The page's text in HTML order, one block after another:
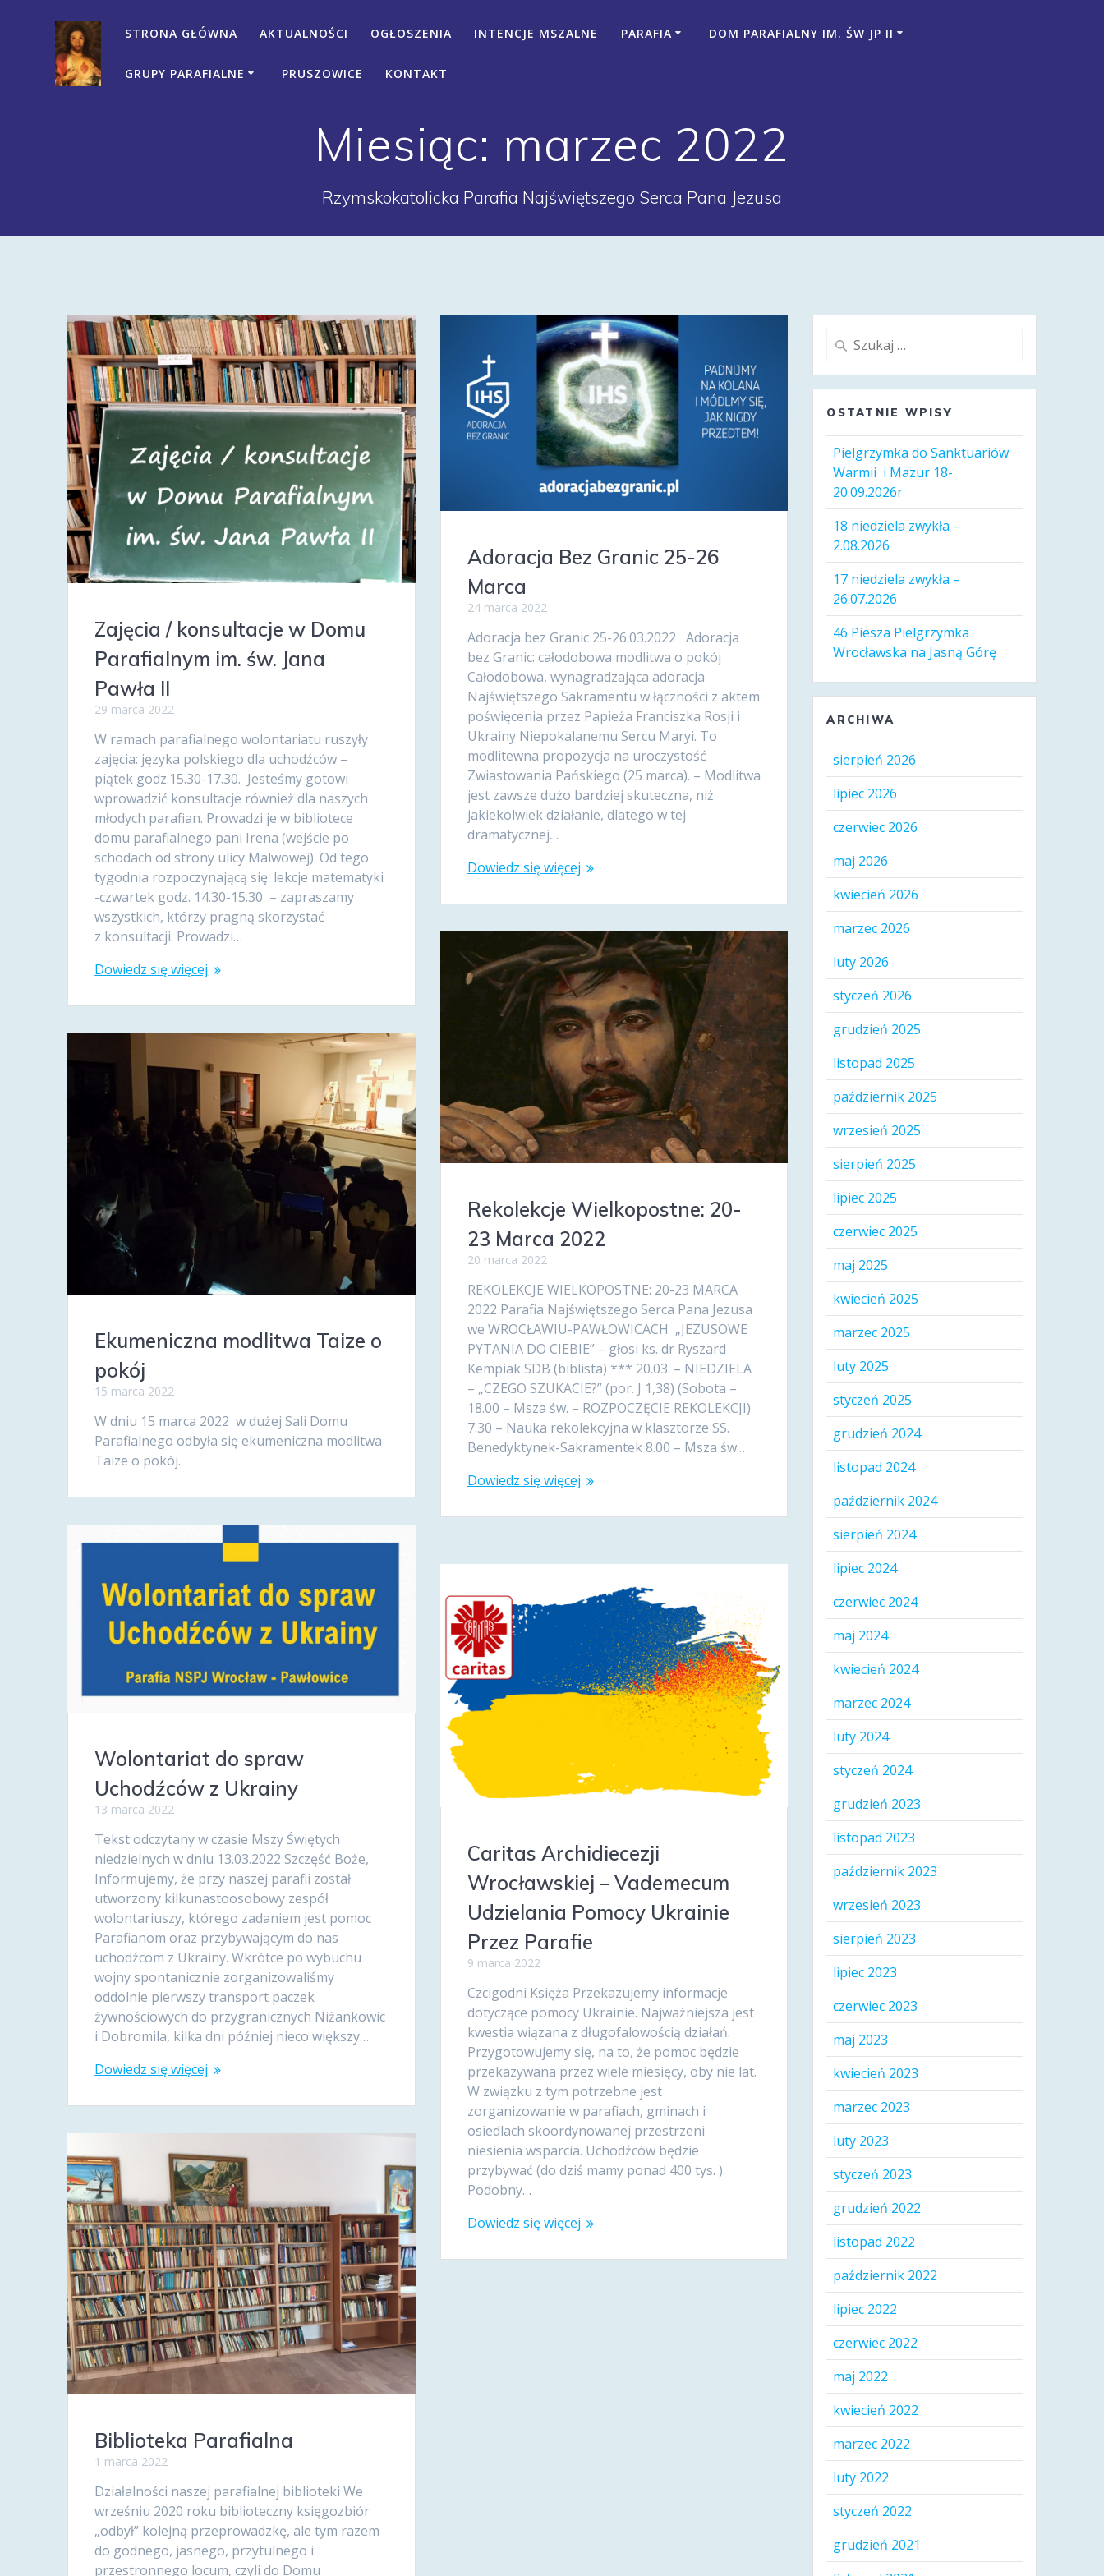
STRONA GŁÓWNA AKTUALNOŚCI OGŁOSZENIA INTENCJE MSZALNE PARAFIA DOM PARAFIALNY IM. ŚW JP II
GRUPY PARAFIALNE PRUSZOWICE KONTAKT
Miesiąc: marzec 2022
Rzymskokatolicka Parafia Najświętszego Serca Pana Jezusa
Zajęcia / konsultacje w Domu
Parafialnym im. św. Jana
Pawła II
29 marca 2022
W ramach parafialnego wolontariatu ruszyły
zajęcia: języka polskiego dla uchodźców –
piątek godz.15.30-17.30. Jesteśmy gotowi
wprowadzić konsultacje również dla naszych
młodych parafian. Prowadzi je w bibliotece
domu parafialnego pani Irena (wejście po
schodach od strony ulicy Malwowej). Od tego
tygodnia rozpoczynającą się: lekcje matematyki
-czwartek godz. 14.30-15.30 – zapraszamy
wszystkich, którzy pragną skorzystać
z konsultacji. Prowadzi…
Dowiedz się więcej
Adoracja Bez Granic 25-26
Marca
24 marca 2022
Adoracja bez Granic 25-26.03.2022 Adoracja
bez Granic: całodobowa modlitwa o pokój
Całodobowa, wynagradzająca adoracja
Najświętszego Sakramentu w łączności z aktem
poświęcenia przez Papieża Franciszka Rosji i
Ukrainy Niepokalanemu Sercu Maryi. To
modlitewna propozycja na uroczystość
Zwiastowania Pańskiego (25 marca). – Modlitwa
jest zawsze dużo bardziej skuteczna, niż
jakiekolwiek działanie, dlatego w tej
dramatycznej…
Dowiedz się więcej
Rekolekcje Wielkopostne: 20-
23 Marca 2022
20 marca 2022
REKOLEKCJE WIELKOPOSTNE: 20-23 MARCA
2022 Parafia Najświętszego Serca Pana Jezusa
we WROCŁAWIU-PAWŁOWICACH „JEZUSOWE
PYTANIA DO CIEBIE” – głosi ks. dr Ryszard
Kempiak SDB (biblista) *** 20.03. – NIEDZIELA
– „CZEGO SZUKACIE?” (por. J 1,38) (Sobota –
18.00 – Msza św. – ROZPOCZĘCIE REKOLEKCJI)
7.30 – Nauka rekolekcyjna w klasztorze SS.
Benedyktynek-Sakramentek 8.00 – Msza św.…
Dowiedz się więcej
Ekumeniczna modlitwa Taize o
pokój
15 marca 2022
W dniu 15 marca 2022 w dużej Sali Domu
Parafialnego odbyła się ekumeniczna modlitwa
Taize o pokój.
Wolontariat do spraw
Uchodźców z Ukrainy
13 marca 2022
Tekst odczytany w czasie Mszy Świętych
niedzielnych w dniu 13.03.2022 Szczęść Boże,
Informujemy, że przy naszej parafii został
utworzony kilkunastoosobowy zespół
wolontariuszy, którego zadaniem jest pomoc
Parafianom oraz przybywającym do nas
uchodźcom z Ukrainy. Wkrótce po wybuchu
wojny spontanicznie zorganizowaliśmy
oddolnie pierwszy transport paczek
żywnościowych do przygranicznych Niżankowic
i Dobromila, kilka dni później nieco większy…
Dowiedz się więcej
Caritas Archidiecezji
Wrocławskiej – Vademecum
Udzielania Pomocy Ukrainie
Przez Parafie
9 marca 2022
Czcigodni Księża Przekazujemy informacje
dotyczące pomocy Ukrainie. Najważniejsza jest
kwestia wiązana z długofalowością działań.
Przygotowujemy się, na to, że pomoc będzie
przekazywana przez wiele miesięcy, oby nie lat.
W związku z tym potrzebne jest
zorganizowanie w parafiach, gminach i
osiedlach skoordynowanej przestrzeni
niesienia wsparcia. Uchodźców będzie
przybywać (do dziś mamy ponad 400 tys. ).
Podobny…
Dowiedz się więcej
Biblioteka Parafialna
1 marca 2022
Działalności naszej parafialnej biblioteki We
wrześniu 2020 roku biblioteczny księgozbiór
„odbył” kolejną przeprowadzkę, ale tym razem
do godnego, jasnego, przytulnego i
przestronnego locum, czyli do Domu
Szukaj:
OSTATNIE WPISY
Pielgrzymka do Sanktuariów
Warmii i Mazur 18-
20.09.2026r
18 niedziela zwykła –
2.08.2026
17 niedziela zwykła –
26.07.2026
46 Piesza Pielgrzymka
Wrocławska na Jasną Górę
ARCHIWA
sierpień 2026
lipiec 2026
czerwiec 2026
maj 2026
kwiecień 2026
marzec 2026
luty 2026
styczeń 2026
grudzień 2025
listopad 2025
październik 2025
wrzesień 2025
sierpień 2025
lipiec 2025
czerwiec 2025
maj 2025
kwiecień 2025
marzec 2025
luty 2025
styczeń 2025
grudzień 2024
listopad 2024
październik 2024
sierpień 2024
lipiec 2024
czerwiec 2024
maj 2024
kwiecień 2024
marzec 2024
luty 2024
styczeń 2024
grudzień 2023
listopad 2023
październik 2023
wrzesień 2023
sierpień 2023
lipiec 2023
czerwiec 2023
maj 2023
kwiecień 2023
marzec 2023
luty 2023
styczeń 2023
grudzień 2022
listopad 2022
październik 2022
lipiec 2022
czerwiec 2022
maj 2022
kwiecień 2022
marzec 2022
luty 2022
styczeń 2022
grudzień 2021